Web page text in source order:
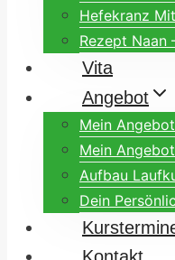
Hefekranz
Rezept Naan
Vita
Angebot
Mein
Mein
Aufbau
Dein